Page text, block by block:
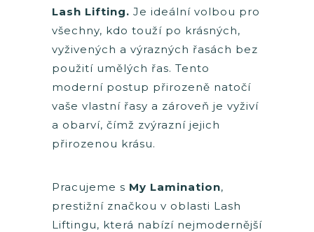
Lash Lifting. Je ideální volbou pro
všechny, kdo touží po krásných,
vyživených a výrazných řasách bez
použití umělých řas. Tento
moderní postup přirozeně natočí
vaše vlastní řasy a zároveň je vyživí
a obarví, čímž zvýrazní jejich
přirozenou krásu.
Pracujeme s My Lamination,
prestižní značkou v oblasti Lash
Liftingu, která nabízí nejmodernější